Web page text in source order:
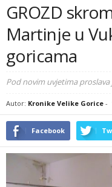
GROZD
Martinje u
goricama
Pod novim uvjetima
Autor: Kronike Velike Gorice -
Facebook